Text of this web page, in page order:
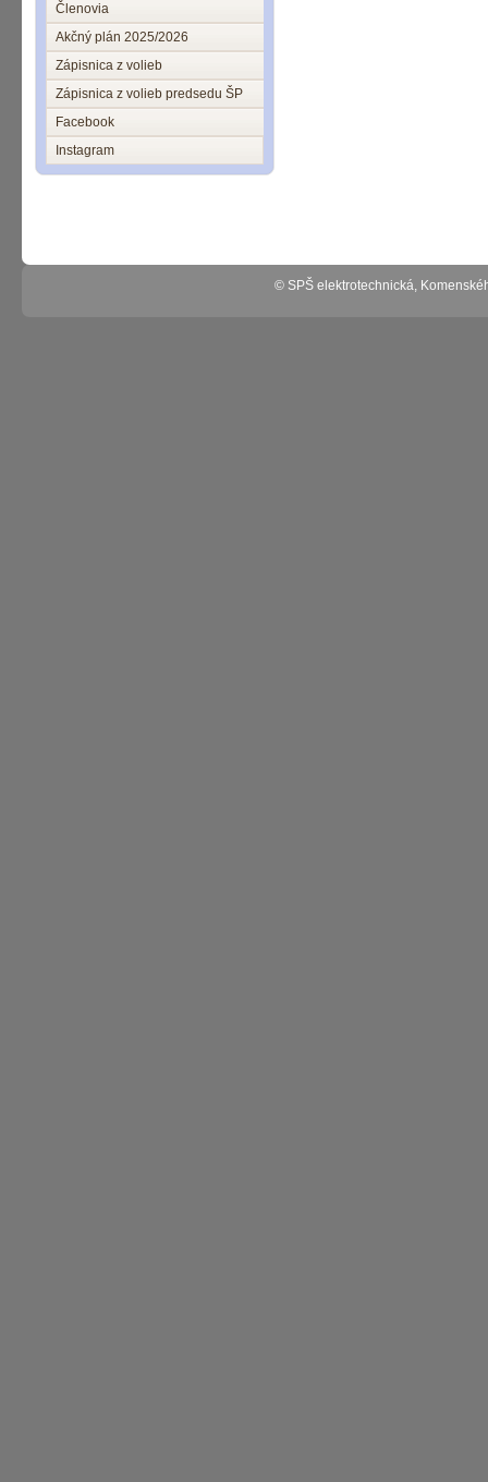
Členovia
Akčný plán 2025/2026
Zápisnica z volieb
Zápisnica z volieb predsedu ŠP
Facebook
Instagram
© SPŠ elektrotechnická,